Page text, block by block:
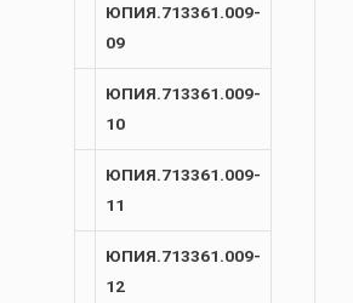
ЮПИЯ.713361.009-
09
ЮПИЯ.713361.009-
10
ЮПИЯ.713361.009-
11
ЮПИЯ.713361.009-
12